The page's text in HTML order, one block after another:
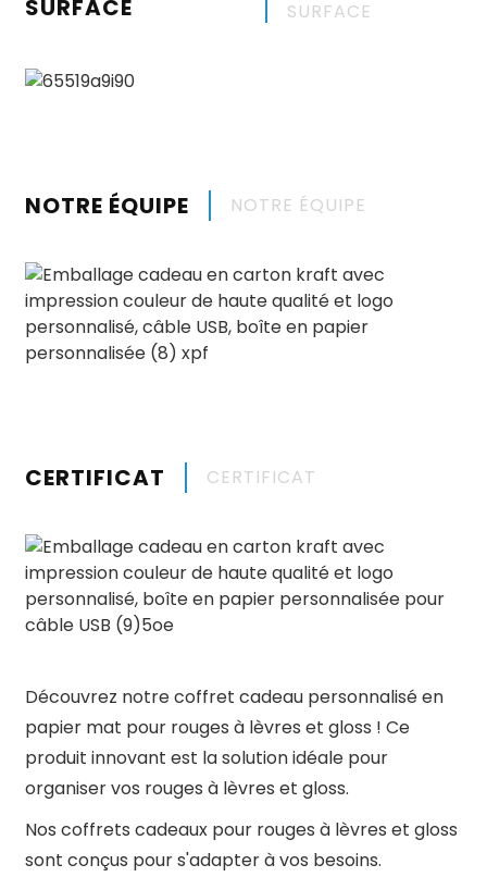
SURFACE SURFACE
NOTRE ÉQUIPE NOTRE ÉQUIPE
CERTIFICAT CERTIFICAT
Découvrez notre coffret cadeau personnalisé en
papier mat pour rouges à lèvres et gloss ! Ce
produit innovant est la solution idéale pour
organiser vos rouges à lèvres et gloss.
Nos coffrets cadeaux pour rouges à lèvres et gloss
sont conçus pour s'adapter à vos besoins.